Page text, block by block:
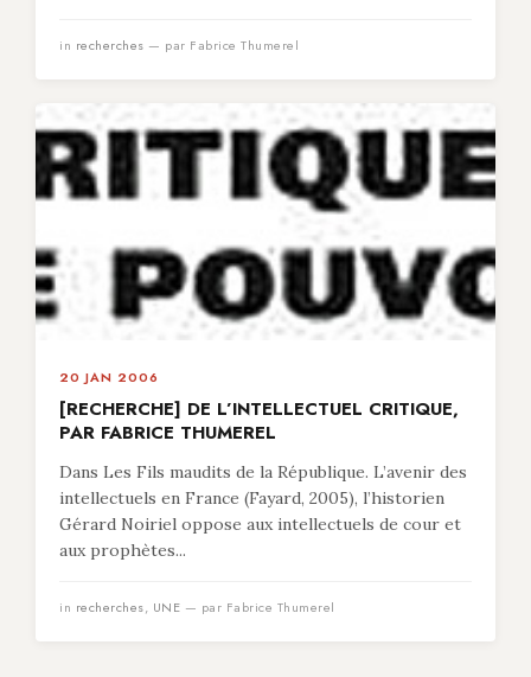
in recherches — par Fabrice Thumerel
20 JAN 2006
[RECHERCHE] DE L’INTELLECTUEL CRITIQUE,
PAR FABRICE THUMEREL
Dans Les Fils maudits de la République. L’avenir des
intellectuels en France (Fayard, 2005), l’historien
Gérard Noiriel oppose aux intellectuels de cour et
aux prophètes...
in recherches, UNE — par Fabrice Thumerel